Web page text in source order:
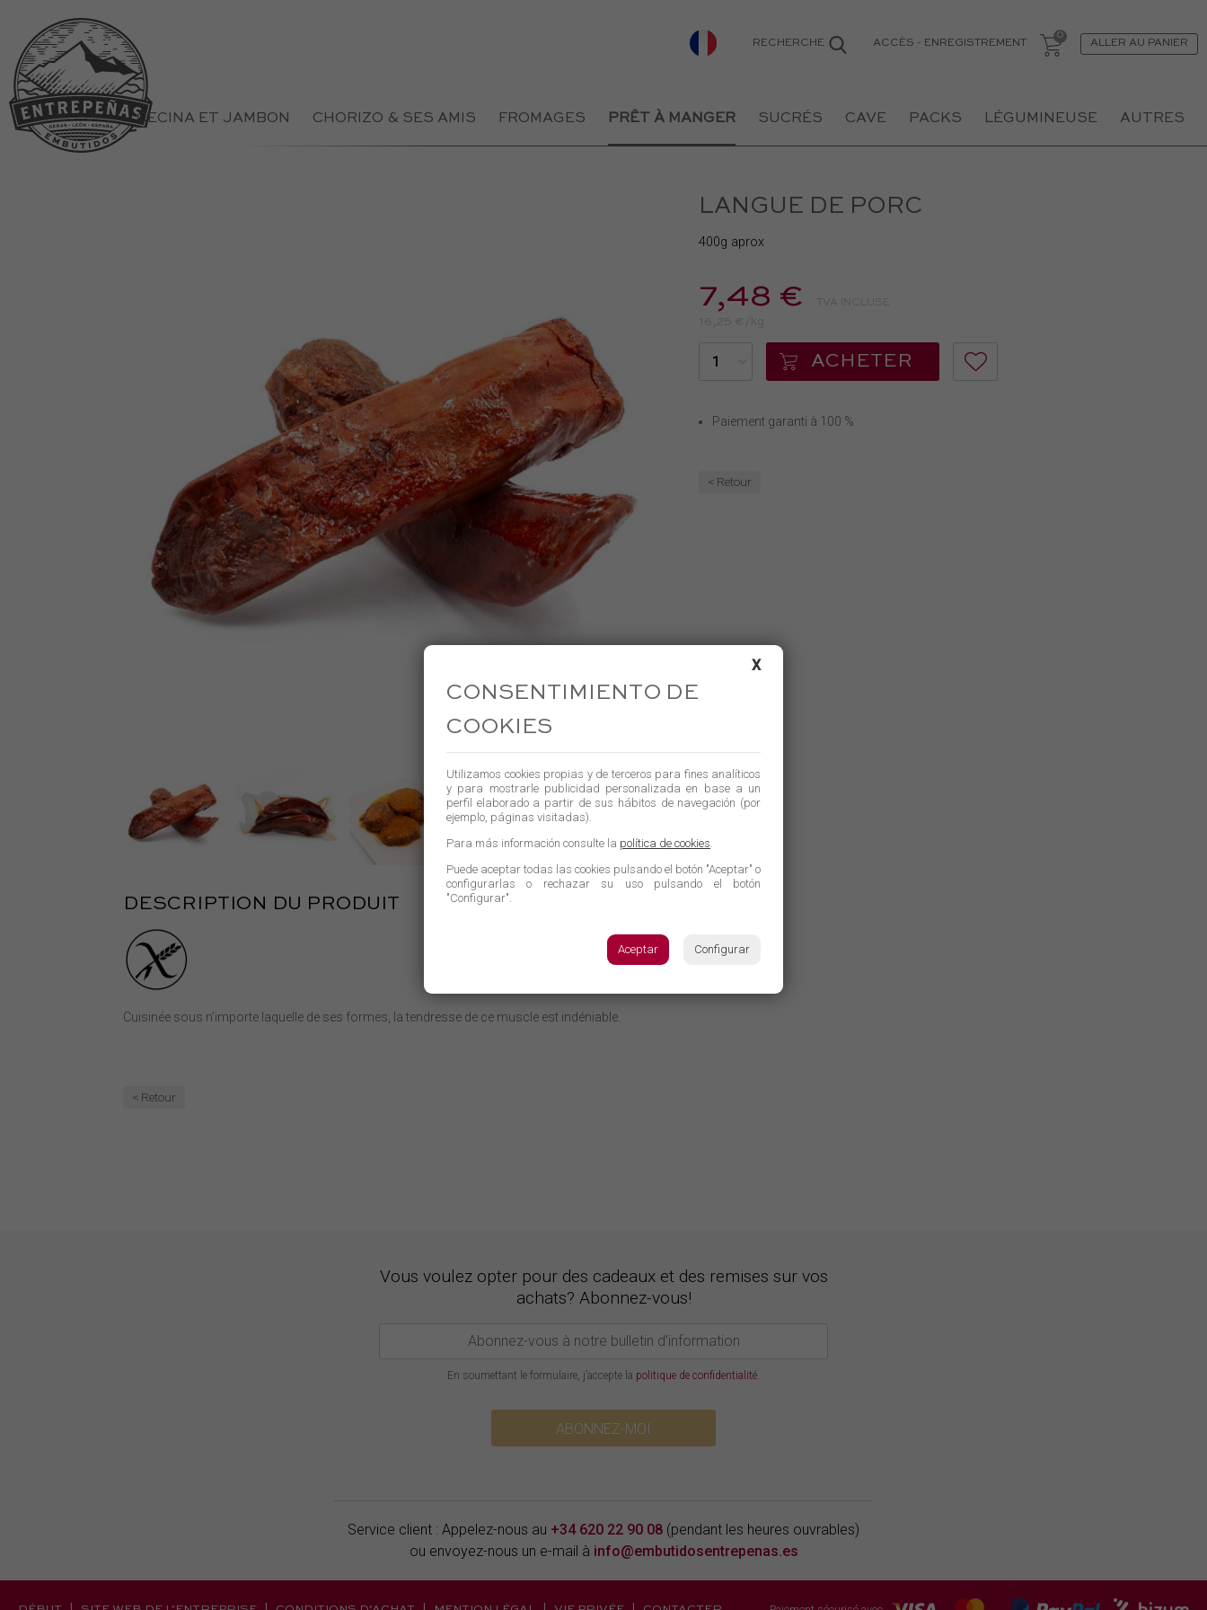
RECHERCHE ACCÈS - ENREGISTREMENT ALLER AU PANIER
CECINA ET JAMBON CHORIZO & SES AMIS FROMAGES PRÊT À MANGER SUCRÉS CAVE PACKS LÉGUMINEUSE AUTRES
LANGUE DE PORC
400g aprox
7,48 €
ACHETER
Paiement garanti à 100 %
< Retour
DESCRIPTION DU PRODUIT
Cuisinée sous n’importe laquelle de ses formes, la tendresse de ce muscle est indéniable.
< Retour
Vous voulez opter pour des cadeaux et des remises sur vos
achats? Abonnez-vous!
En soumettant le formulaire, j’accepte la politique de confidentialité
ABONNEZ-MOI
Service client : Appelez-nous au +34 620 22 90 08 (pendant les heures ouvrables)
ou envoyez-nous un e-mail à info@embutidosentrepenas.es
X
CONSENTIMIENTO DE
COOKIES
Utilizamos cookies propias y de terceros para fines analíticos
y para mostrarle publicidad personalizada en base a un
perfil elaborado a partir de sus hábitos de navegación (por
ejemplo, páginas visitadas).
Para más información consulte la política de cookies.
Puede aceptar todas las cookies pulsando el botón "Aceptar" o
configurarlas o rechazar su uso pulsando el botón
"Configurar".
Aceptar Configurar